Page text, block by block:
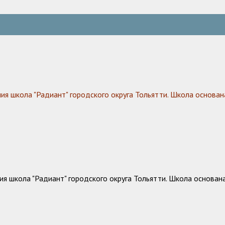
школа "Радиант" городского округа Тольятти. Школа
"Радиант" городского округа Тольятти. Школа